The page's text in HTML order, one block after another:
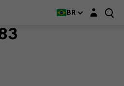
BR Login layer